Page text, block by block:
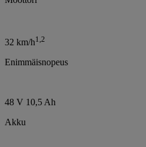
32 km/h1,2
Enimmäisnopeus
48 V 10,5 Ah
Akku